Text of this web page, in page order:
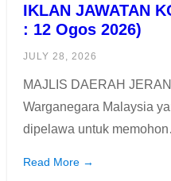
IKLAN JAWATAN
: 12 Ogos 2026)
JULY 28, 2026
MAJLIS DAERAH
Warganegara Malaysia
dipelawa untuk
Read More →